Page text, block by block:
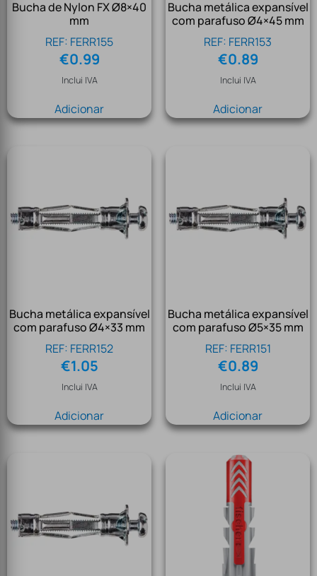
Bucha de Nylon FX Ø8×40
mm
REF: FERR155
€0.99
Inclui IVA
Adicionar
Bucha metálica expansível
com parafuso Ø4×45 mm
REF: FERR153
€0.89
Inclui IVA
Adicionar
Bucha metálica expansível
com parafuso Ø4×33 mm
REF: FERR152
€1.05
Inclui IVA
Adicionar
Bucha metálica expansível
com parafuso Ø5×35 mm
REF: FERR151
€0.89
Inclui IVA
Adicionar